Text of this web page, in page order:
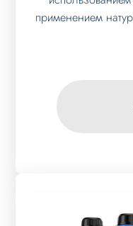
применением